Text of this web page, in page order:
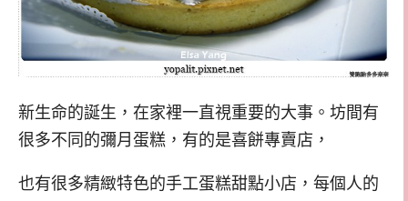
新生命的誕生，在家裡一直視重要的大事。坊間有
很多不同的彌月蛋糕，有的是喜餅專賣店，
也有很多精緻特色的手工蛋糕甜點小店，每個人的